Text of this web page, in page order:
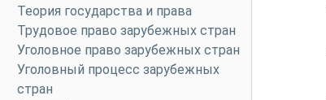
Теория государства и права
Трудовое право зарубежных стран
Уголовное право зарубежных стран
Уголовный процесс зарубежных
стран